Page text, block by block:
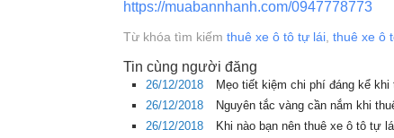
https://muabannhanh.com/0947778773
Từ khóa tìm kiếm thuê xe ô tô tự lái thuê xe ô
Tin cùng người đăng
26/12/2018 Mẹo tiết kiệm chi phí đáng kể
26/12/2018
Nguyên tắc vàng cần nắm khi
26/12/2018
Khi nào bạn nên thuê xe ô tô tự